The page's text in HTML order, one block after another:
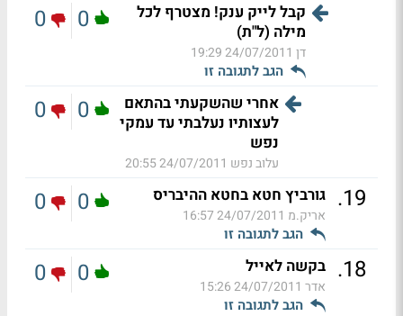
קבל לייק ענק! מצטרף לכל
מילה (ל"ת)
דן 24/07/2011 19:29
הגב לתגובה זו
0
0
אחרי שהשקעתי בהתאם
לעצותיו נעלבתי עד עמקי
נפש
עלוב נפש 24/07/2011 20:55
0
0
19
. גורביץ חטא בחטא ההיבריס
אריק.מ 24/07/2011 16:57
הגב לתגובה זו
0
0
18
. בקשה לאייל
אדר 24/07/2011 15:26
הגב לתגובה זו
0
0